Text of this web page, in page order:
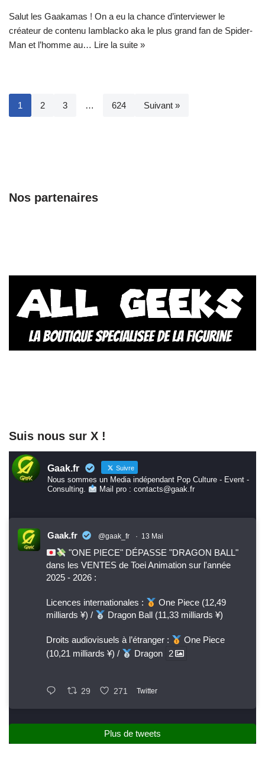
Salut les Gaakamas ! On a eu la chance d’interviewer le
créateur de contenu Iamblacko aka le plus grand fan de Spider-
Man et l’homme au… Lire la suite »
1 2 3 … 624 Suivant »
Nos partenaires
Suis nous sur X !
Gaak.fr Suivre
Nous sommes un Media indépendant Pop Culture - Event -
Consulting.
Mail pro : contacts@gaak.fr
Gaak.fr @gaak_fr · 13 Mai
"ONE PIECE" DÉPASSE "DRAGON BALL"
dans les VENTES de Toei Animation sur l'année
2025 - 2026 :
Licences internationales :
One Piece (12,49
milliards ¥) /
Dragon Ball (11,33 milliards ¥)
Droits audiovisuels à l’étranger :
One Piece
(10,21 milliards ¥) /
Dragon 2
29 271 Twitter
Plus de tweets